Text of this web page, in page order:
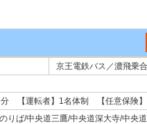
京王電鉄バス／濃飛乗
【運転者】1名体制 【任意保険】
ば/中央道三鷹/中央道深大寺/中央